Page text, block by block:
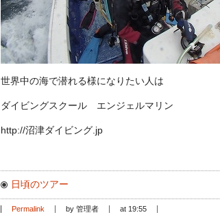
世界中の海で潜れる様になりたい人は
ダイビングスクール エンジェルマリン
http://沼津ダイビング.jp
日頃のツアー
Permalink by 管理者 at 19:55